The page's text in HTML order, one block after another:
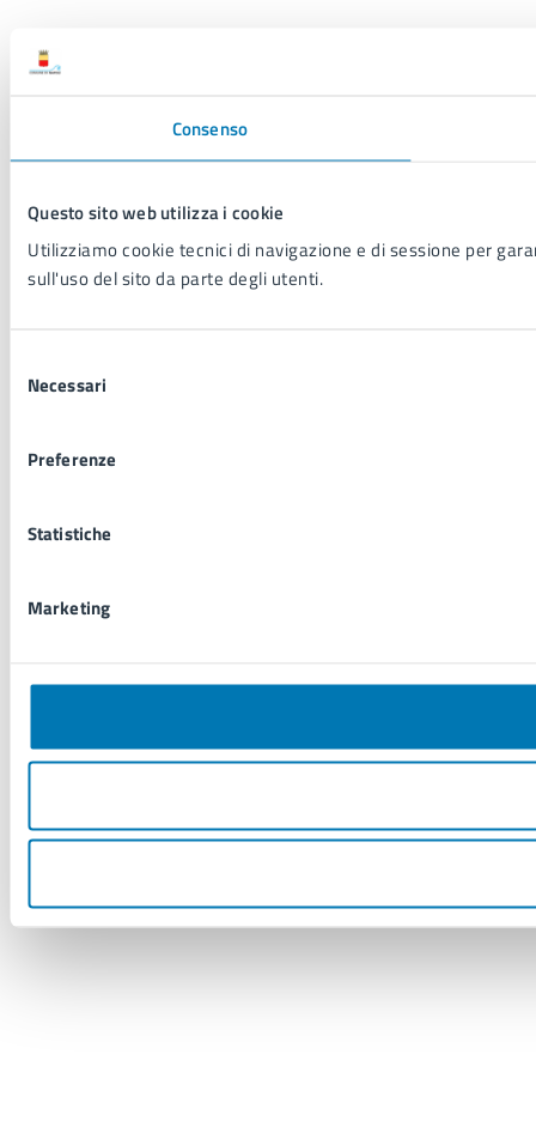
Consenso
Questo sito web utilizza i cookie
Utilizziamo cookie tecnici di navigazione e di sessione per
sull'uso del sito da parte degli utenti.
delNecessari
Preferenze
Statistiche
Marketing